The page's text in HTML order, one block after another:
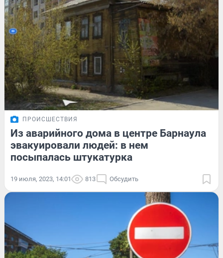
ПРОИСШЕСТВИЯ
Из аварийного дома в центре Барнаула
эвакуировали людей: в нем
посыпалась штукатурка
19 июля, 2023, 14:01 813 Обсудить